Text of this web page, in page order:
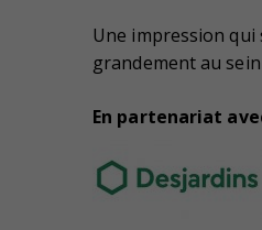
Une impression qui
grandement au
En partenariat